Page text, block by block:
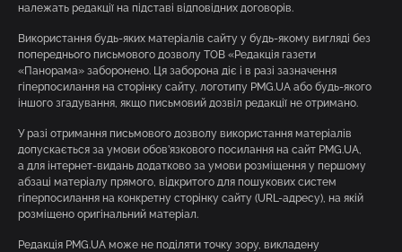
належать редакції на підставі відповідних договорів.
Використання будь-яких матеріалів сайту у будь-якому вигляді без
попереднього письмового дозволу ТОВ «Редакція газети
«Панорама» заборонено. Ця заборона діє і в разі зазначення
гіперпосилання на сторінку сайту, логотипу PMG.UA або будь-якого
іншого згадування, якщо письмовий дозвіл редакції не отримано.
У разі отримання письмового дозволу використання матеріалів
допускається за умови обов’язкового посилання на сайт PMG.UA,
а для інтернет-видань додатково за умови розміщення у першому
абзаці матеріалу прямого, відкритого для пошукових систем
гіперпосилання на конкретну сторінку сайту (URL-адресу), на якій
розміщено оригінальний матеріал.
Редакція PMG.UA може не поділяти точку зору, викладену